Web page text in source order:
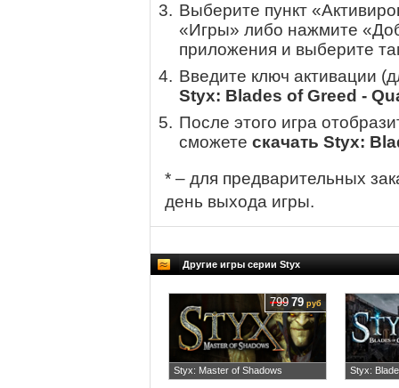
Выберите пункт
«Игры» либо нажмите
приложения и выберите
Введите ключ активации
Styx: Blades of Greed -
После этого игра
сможете скачать Styx:
* – для предварительных
день выхода игры.
Другие игры серии Styx
Styx: Master of Shadows
799 79 руб
Styx: